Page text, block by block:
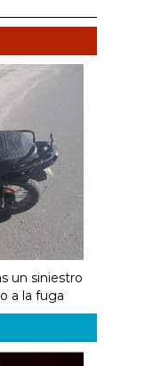
un siniestro
a la fuga